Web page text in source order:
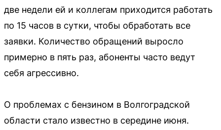
две недели ей и коллегам приходится работать
по 15 часов в сутки, чтобы обработать все
заявки. Количество обращений выросло
примерно в пять раз, абоненты часто ведут
себя агрессивно.
О проблемах с бензином в Волгоградской
области стало известно в середине июня.